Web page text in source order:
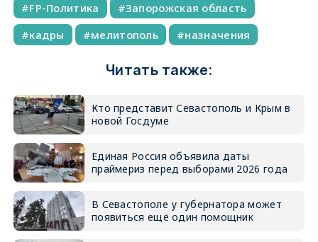
FP-Политика
Запорожская область
кадры
мелитополь назначения
Читать также:
Кто представит Севастополь и Крым в
новой Госдуме
Единая Россия объявила даты
праймериз перед выборами 2026 года
В Севастополе у губернатора может
появиться ещё один помощник